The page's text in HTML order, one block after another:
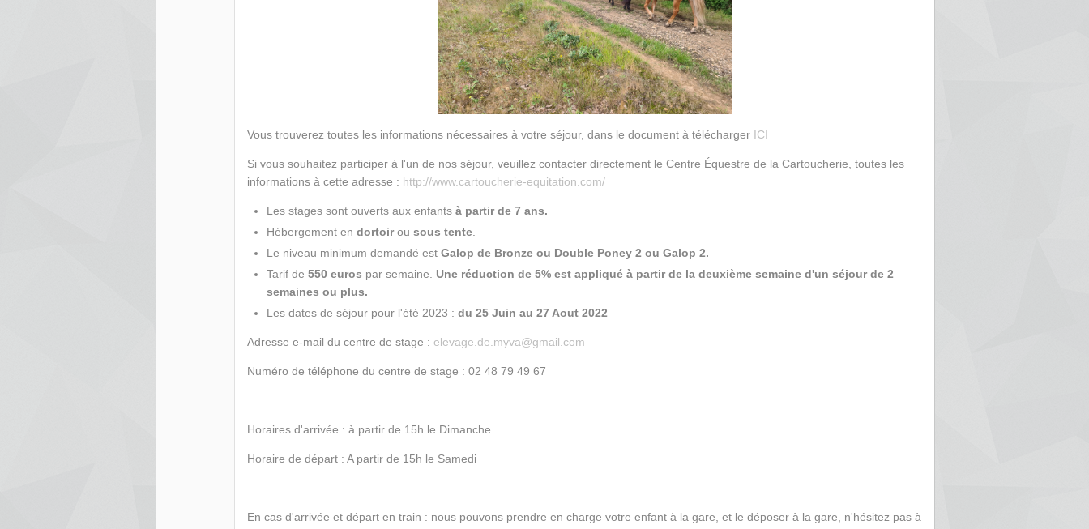
Vous trouverez toutes les informations nécessaires à votre séjour, dans le document à télécharger ICI
Si vous souhaitez participer à l'un de nos séjour, veuillez contacter directement le Centre Équestre de la Cartoucherie, toutes les
informations à cette adresse : http://www.cartoucherie-equitation.com/
Les stages sont ouverts aux enfants à partir de 7 ans.
Hébergement en dortoirou sous tente
Le niveau minimum demandé est Galop de Bronze ou Double Poney 2 ou Galop 2.
Tarif de 550 euros par semaine. Une réduction de 5% est appliqué à partir de la deuxième semaine d'un séjour de 2
semaines ou plus.
Les dates de séjour pour l'été 2023 : du 25 Juin au 27 Aout 2022
Adresse e-mail du centre de stage : elevage.de.myva@gmail.com
Numéro de téléphone du centre de stage : 02 48 79 49 67
Horaires d'arrivée : à partir de 15h le Dimanche
Horaire de départ : A partir de 15h le Samedi
En cas d'arrivée et départ en train : nous pouvons prendre en charge votre enfant à la gare, et le déposer à la gare, n'hésitez pas à